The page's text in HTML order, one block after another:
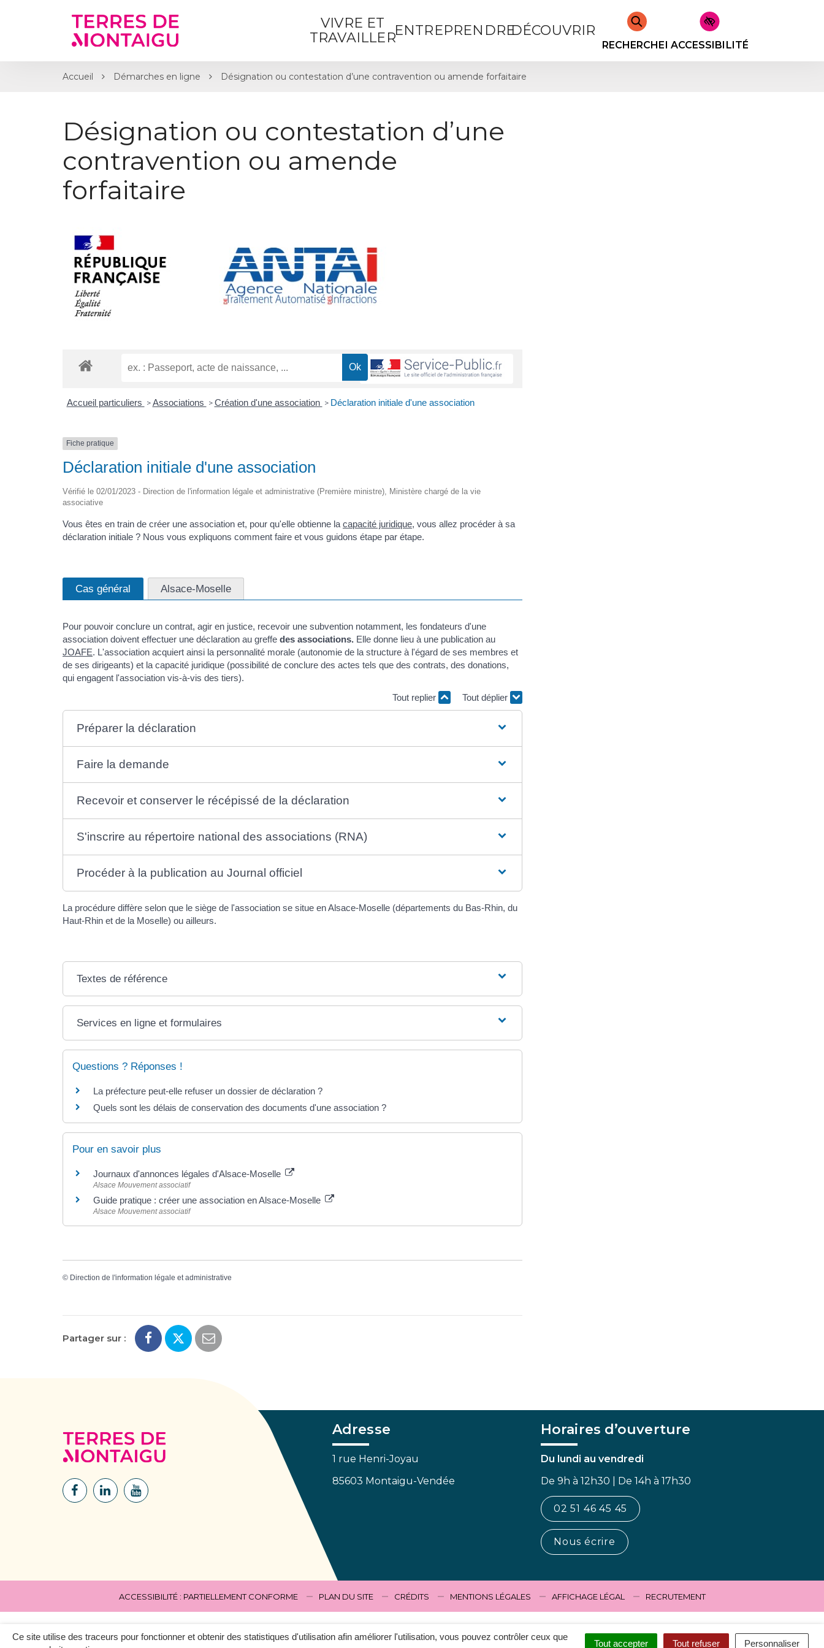
Ce site utilise des traceurs pour fonctionner et obtenir des statistiques d'utilisation afin améliorer l'utilisation, vous pouvez contrôler ceux que
Tout accepter Tout refuser Personnaliser
VIVRE ET
TRAVAILLERENTREPRENDREDÉCOUVRIR
RECHERCHERACCESSIBILITÉ
Accueil Démarches en ligne Désignation ou contestation d’une contravention ou amende forfaitaire
Désignation ou contestation d’une
contravention ou amende
forfaitaire
Accueil particuliers > Associations > Création d'une association > Déclaration initiale d'une association
Fiche pratique
Déclaration initiale d'une association
Vérifié le 02/01/2023 - Direction de l'information légale et administrative (Première ministre), Ministère chargé de la vie
associative
Vous êtes en train de créer une association et, pour qu'elle obtienne la capacité juridique, vous allez procéder à sa
déclaration initiale ? Nous vous expliquons comment faire et vous guidons étape par étape.
Cas général Alsace-Moselle
Pour pouvoir conclure un contrat, agir en justice, recevoir une subvention notamment, les fondateurs d'une
association doivent effectuer une déclaration au greffe des associations. Elle donne lieu à une publication au
JOAFE. L'association acquiert ainsi la personnalité morale (autonomie de la structure à l'égard de ses membres et
de ses dirigeants) et la capacité juridique (possibilité de conclure des actes tels que des contrats, des donations,
qui engagent l'association vis-à-vis des tiers).
Tout replier
Tout déplier
Préparer la déclaration
Faire la demande
Recevoir et conserver le récépissé de la déclaration
S'inscrire au répertoire national des associations (RNA)
Procéder à la publication au Journal officiel
La procédure diffère selon que le siège de l'association se situe en Alsace-Moselle (départements du Bas-Rhin, du
Haut-Rhin et de la Moselle) ou ailleurs.
Textes de référence
Services en ligne et formulaires
Questions ? Réponses !
La préfecture peut-elle refuser un dossier de déclaration ?
Quels sont les délais de conservation des documents d'une association ?
Pour en savoir plus
Journaux d'annonces légales d'Alsace-Moselle
Alsace Mouvement associatif
Guide pratique : créer une association en Alsace-Moselle
Alsace Mouvement associatif
© Direction de l'information légale et administrative
Partager sur :
Lien
Lien
Lien
Adresse
1 rue Henri-Joyau
85603 Montaigu-Vendée
Horaires d’ouverture
Du lundi au vendredi
De 9h à 12h30 | De 14h à 17h30
02 51 46 45 45
Nous écrire
ACCESSIBILITÉ : PARTIELLEMENT CONFORME PLAN DU SITE CRÉDITS MENTIONS LÉGALES AFFICHAGE LÉGAL RECRUTEMENT